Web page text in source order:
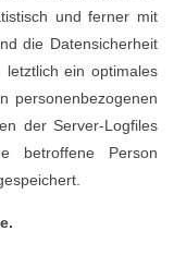
und ferner mit
die Datensicherheit
ein optimales
personenbezogenen
der Server-Logfiles
betroffene Person